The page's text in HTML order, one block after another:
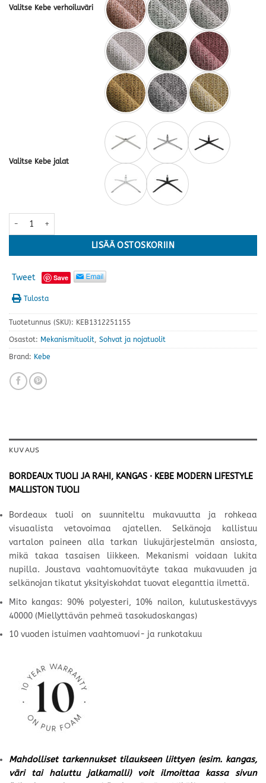
Valitse Kebe verhoiluväri
Valitse Kebe jalat
Bordeaux tuoli+rahi, kangas · useita värejä määrä
LISÄÄ OSTOSKORIIN
Tweet Save
Tulosta
Tuotetunnus (SKU): KEB1312251155
Osastot: Mekanismituolit, Sohvat ja nojatuolit
Brand: Kebe
KUVAUS
BORDEAUX TUOLI JA RAHI, KANGAS · KEBE MODERN LIFESTYLE
MALLISTON TUOLI
Bordeaux tuoli on suunniteltu mukavuutta ja rohkeaa
visuaalista vetovoimaa ajatellen. Selkänoja kallistuu
vartalon paineen alla tarkan liukujärjestelmän ansiosta,
mikä takaa tasaisen liikkeen. Mekanismi voidaan lukita
nupilla. Joustava vaahtomuovitäyte takaa mukavuuden ja
selkänojan tikatut yksityiskohdat tuovat eleganttia ilmettä.
Mito kangas: 90% polyesteri, 10% nailon, kulutuskestävyys
40000 (Miellyttävän pehmeä tasokudoskangas)
10 vuoden istuimen vaahtomuovi- ja runkotakuu
Mahdolliset tarkennukset tilaukseen liittyen (esim. kangas,
väri tai haluttu jalkamalli) voit ilmoittaa kassa sivun